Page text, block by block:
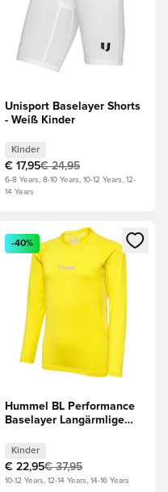
Unisport Baselayer Shorts
- Weiß Kinder
Kinder
€ 17,95€ 24,95
6-8 Years, 8-10 Years, 10-12 Years, 12-
14 Years
oder Registrieren als
Öffnet ein Fenster zum
-40%
Hummel BL Performance
Baselayer Langärmlige
Kinder
€ 22,95€ 37,95
10-12 Years, 12-14 Years, 14-16 Years